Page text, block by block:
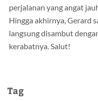
perjalanan yang angat
Hingga akhirnya, Gerard
langsung disambut
kerabatnya. Salut!
Tag